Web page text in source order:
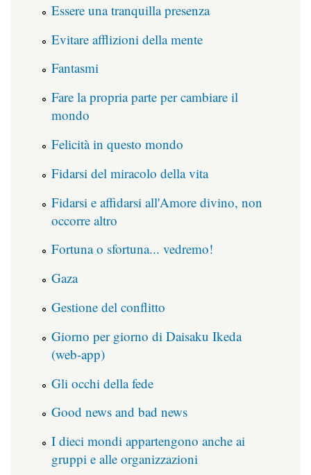
Essere una tranquilla presenza
Evitare afflizioni della mente
Fantasmi
Fare la propria parte per cambiare il
mondo
Felicità in questo mondo
Fidarsi del miracolo della vita
Fidarsi e affidarsi all'Amore divino, non
occorre altro
Fortuna o sfortuna... vedremo!
Gaza
Gestione del conflitto
Giorno per giorno di Daisaku Ikeda
(web-app)
Gli occhi della fede
Good news and bad news
I dieci mondi appartengono anche ai
gruppi e alle organizzazioni